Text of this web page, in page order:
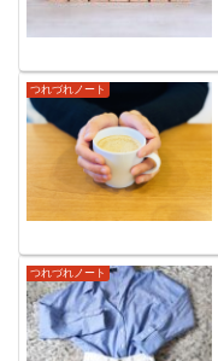
つれづれノート
つれづれノート